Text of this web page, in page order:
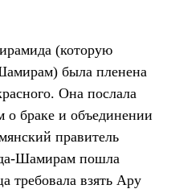
(которую
была пленена
Она послала
о браке и объединении
правитель
Шамирам пошла
взять Ару